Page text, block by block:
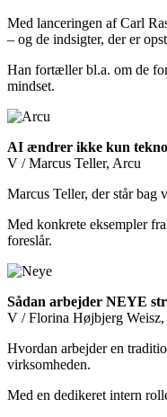
Med lanceringen af Carl
– og de indsigter, der er
Han fortæller bl.a. om de
mindset.
AI ændrer ikke kun
V / Marcus Teller, Arcu
Marcus Teller, der står bag
Med konkrete eksempler
foreslår.
Sådan arbejder NEYE
V / Florina Højbjerg
Hvordan arbejder en
virksomheden.
Med en dedikeret intern